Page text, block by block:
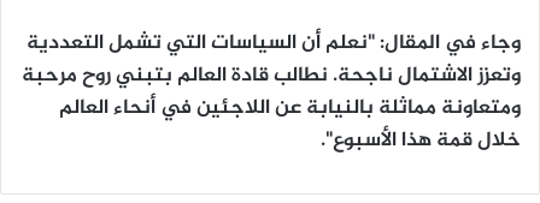
وجاء في المقال: "نعلم أن السياسات التي تشمل التعددية
وتعزز الاشتمال ناجحة. نطالب قادة العالم بتبني روح مرحبة
ومتعاونة مماثلة بالنيابة عن اللاجئين في أنحاء العالم
خلال قمة هذا الأسبوع".